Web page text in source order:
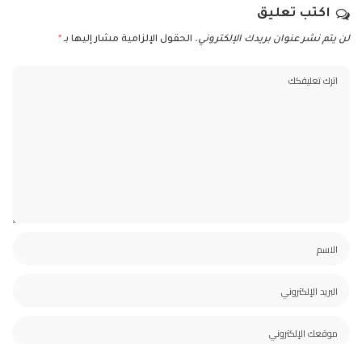
اكتب تعليق
لن يتم نشر عنوان بريدك الإلكتروني. الحقول الإلزامية مشار إليها بـ *